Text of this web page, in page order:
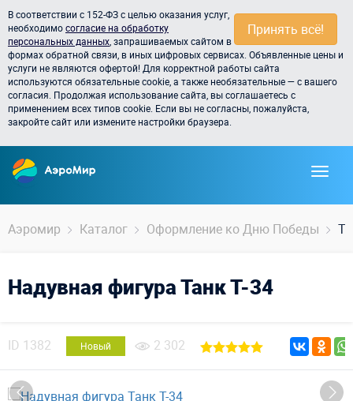
Принять всё!
В соответствии с 152-ФЗ с целью оказания услуг,
необходимосогласие на обработку
персональных данных , запрашиваемых сайтом в
формах обратной связи, в иных цифровых сервисах. Объявленные цены и
услуги не являются офертой! Для корректной работы сайта
используются обязательные cookie, а также необязательные — с вашего
согласия. Продолжая использование сайта, вы соглашаетесь с
применением всех типов cookie. Если вы не согласны, пожалуйста,
закройте сайт или измените настройки браузера.
Аэромир Каталог Оформление ко Дню Победы
Надувная фигура Танк Т-34
ID 1382 Новый 2 302